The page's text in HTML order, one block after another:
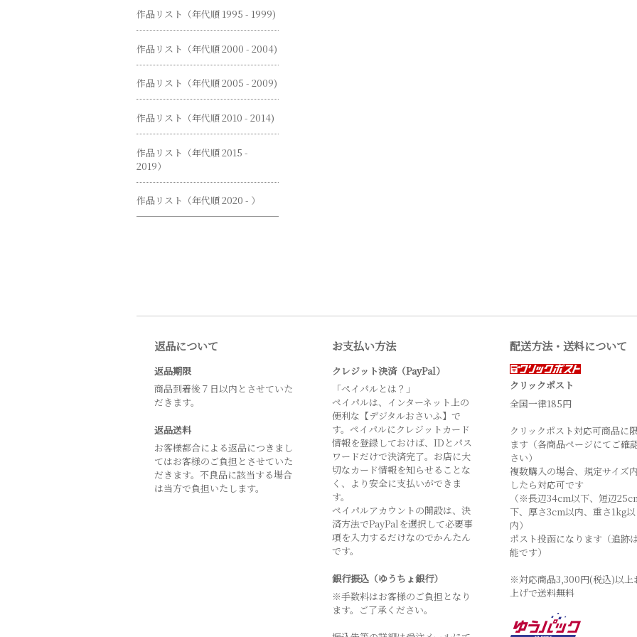
作品リスト（年代順 1995 - 1999)
作品リスト（年代順 2000 - 2004)
作品リスト（年代順 2005 - 2009)
作品リスト（年代順 2010 - 2014)
作品リスト（年代順 2015 -
2019）
作品リスト（年代順 2020 - ）
返品について
返品期限
商品到着後７日以内とさせていた
だきます。
返品送料
お客様都合による返品につきまし
てはお客様のご負担とさせていた
だきます。不良品に該当する場合
は当方で負担いたします。
お支払い方法
クレジット決済（PayPal）
「ペイパルとは？」
ペイパルは、インターネット上の
便利な【デジタルおさいふ】で
す。ペイパルにクレジットカード
情報を登録しておけば、IDとパス
ワードだけで決済完了。お店に大
切なカード情報を知らせることな
く、より安全に支払いができま
す。
ペイパルアカウントの開設は、決
済方法でPayPalを選択して必要事
項を入力するだけなのでかんたん
です。
銀行振込（ゆうちょ銀行）
※手数料はお客様のご負担となり
ます。ご了承ください。
配送方法・送料について
クリックポスト
全国一律185円
クリックポスト対応可商品に
ます（各商品ページにてご確
さい）
複数購入の場合、規定サイズ
したら対応可です
（※長辺34cm以下、短辺
下、厚さ3cm以内、重さ1kg以
内）
ポスト投函になります（追跡
能です）
※対応商品3,300円(税込)以上
上げで送料無料